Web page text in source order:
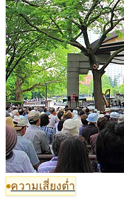
ความเสี่ยงต่ำ